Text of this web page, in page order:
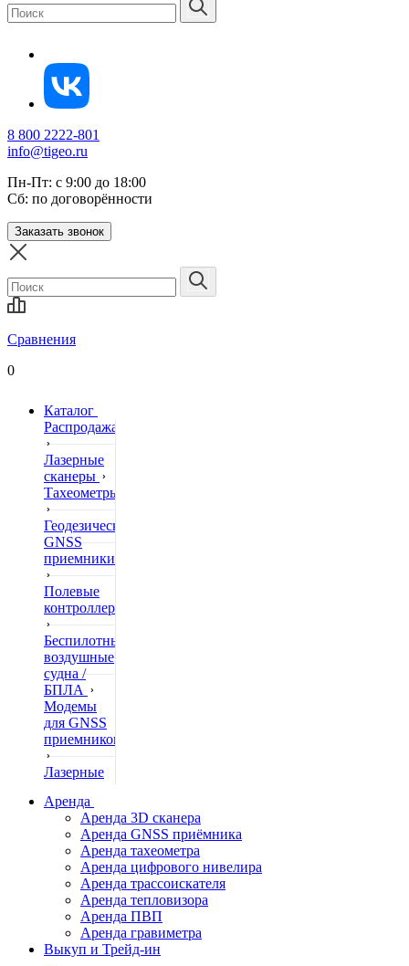
8 800 2222-801
info@tigeo.ru
Пн-Пт: с 9:00 до 18:00
Сб: по договорённости
Заказать звонок
Сравнения
0
Каталог
Распродажа
Лазерные
сканеры
Тахеометры
Геодезические
GNSS
приемники
Полевые
контроллеры
Беспилотные
воздушные
судна /
БПЛА
Модемы
для GNSS
приемников
Лазерные
Нивелиры
Теодолиты
Трассоискатели
Неразрушающий
контроль
Аксессуары
Аренда
Аренда 3D сканера
Аренда GNSS приёмника
Аренда тахеометра
Аренда цифрового нивелира
Аренда трассоискателя
Аренда тепловизора
Аренда ПВП
Аренда гравиметра
Выкуп и Трейд-ин